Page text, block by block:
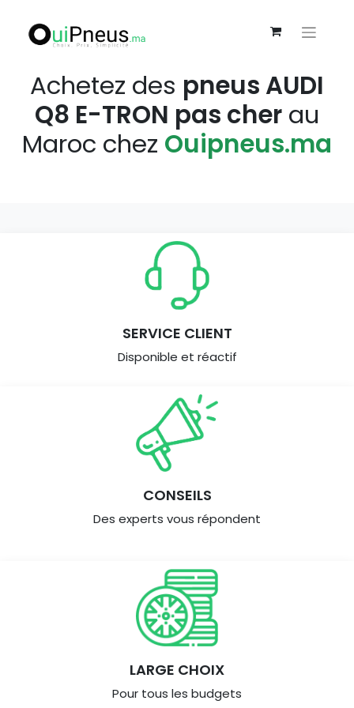
Achetez des pneus AUDI
Q8 E-TRON pas cher au
Maroc chez Ouipneus.ma
SERVICE CLIENT
Disponible et réactif
CONSEILS
Des experts vous répondent
LARGE CHOIX
Pour tous les budgets